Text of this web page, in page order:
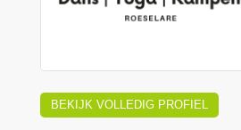
BEKIJK VOLLEDIG PROFIEL